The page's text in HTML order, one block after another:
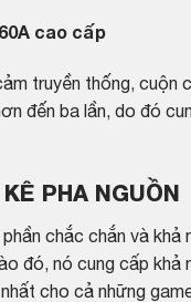
cao cấp
truyền thống, cuộn
đến ba lần, do đó
PHA NGUỒN
chắc chắn và
đó, nó cung cấp khả
cho cả những